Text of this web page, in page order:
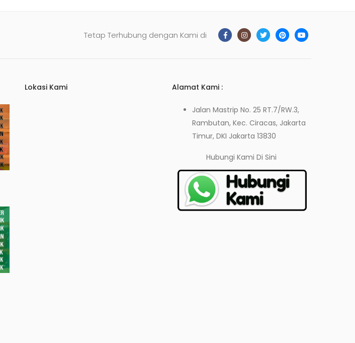
Tetap Terhubung dengan Kami di
Lokasi Kami Alamat Kami :
Jalan Mastrip No. 25 RT.7/RW.3,
Rambutan, Kec. Ciracas, Jakarta
Timur, DKI Jakarta 13830
Hubungi KamiDi Sini